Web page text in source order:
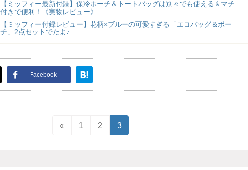
【ミッフィー最新付録】保冷ポーチ＆トートバッグは別々でも使える＆マチ
付きで便利！《実物レビュー》
【ミッフィー付録レビュー】花柄×ブルーの可愛すぎる「エコバッグ＆ポー
チ」2点セットでたよ♪
Facebook
« 1 2 3